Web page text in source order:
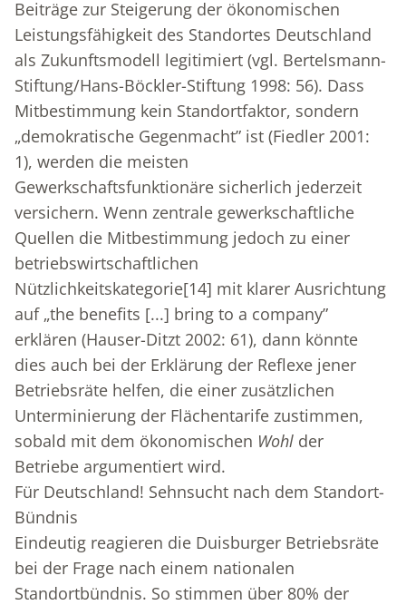
Beiträge zur Steigerung der ökonomischen
Leistungsfähigkeit des Standortes Deutschland
als Zukunftsmodell legitimiert (vgl. Bertelsmann-
Stiftung/Hans-Böckler-Stiftung 1998: 56). Dass
Mitbestimmung kein Standortfaktor, sondern
„demokratische Gegenmacht” ist (Fiedler 2001:
1), werden die meisten
Gewerkschaftsfunktionäre sicherlich jederzeit
versichern. Wenn zentrale gewerkschaftliche
Quellen die Mitbestimmung jedoch zu einer
betriebswirtschaftlichen
Nützlichkeitskategorie[14] mit klarer Ausrichtung
auf „the benefits [...] bring to a company”
erklären (Hauser-Ditzt 2002: 61), dann könnte
dies auch bei der Erklärung der Reflexe jener
Betriebsräte helfen, die einer zusätzlichen
Unterminierung der Flächentarife zustimmen,
sobald mit dem ökonomischen Wohl der
Betriebe argumentiert wird.
Für Deutschland! Sehnsucht nach dem Standort-
Bündnis
Eindeutig reagieren die Duisburger Betriebsräte
bei der Frage nach einem nationalen
Standortbündnis. So stimmen über 80% der